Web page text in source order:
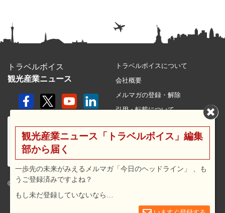
トラベルボイス
観光産業ニュース
© 2026 travel voice.
トラベルボイスについて
会社概要
メルマガの登録・解除
引用・転載について
利用規約
広告メニュー・料金
観光産業ニュース「トラベルボイス」編集
部から届く
一歩先の未来がみえるメルマガ「今日のヘッドライン」 、も
うご登録済みですよね？
もし未だ登録していないなら…